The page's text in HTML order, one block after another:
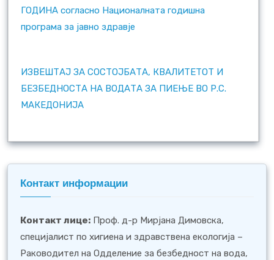
ГОДИНА согласно Националната годишна
програма за јавно здравје
ИЗВЕШТАЈ ЗА СОСТОЈБАТА, КВАЛИТЕТОТ И
БЕЗБЕДНОСТА НА ВОДАТА ЗА ПИЕЊЕ ВО Р.С.
МАКЕДОНИЈА
Контакт информации
Контакт лице: Проф. д-р Мирјана Димовска,
специјалист по хигиена и здравствена екологија –
Раководител на Одделение за безбедност на вода,